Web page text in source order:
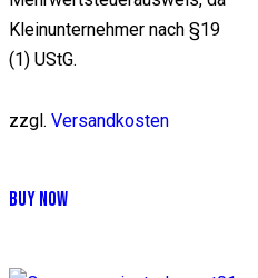
Produktseite
gewählt
Kleinunternehmer nach §19
(1) UStG.
zzgl. Versandkosten
BUY NOW
mehrere